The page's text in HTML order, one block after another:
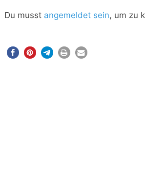
Du musst angemeldet sein, um zu